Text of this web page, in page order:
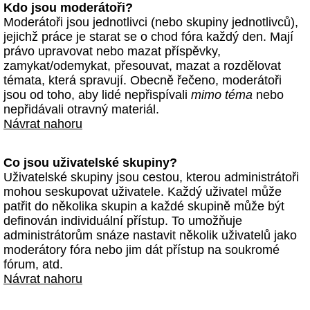
Kdo jsou moderátoři?
Moderátoři jsou jednotlivci (nebo skupiny jednotlivců),
jejichž práce je starat se o chod fóra každý den. Mají
právo upravovat nebo mazat příspěvky,
zamykat/odemykat, přesouvat, mazat a rozdělovat
témata, která spravují. Obecně řečeno, moderátoři
jsou od toho, aby lidé nepřispívali mimo téma nebo
nepřidávali otravný materiál.
Návrat nahoru
Co jsou uživatelské skupiny?
Uživatelské skupiny jsou cestou, kterou administrátoři
mohou seskupovat uživatele. Každý uživatel může
patřit do několika skupin a každé skupině může být
definován individuální přístup. To umožňuje
administrátorům snáze nastavit několik uživatelů jako
moderátory fóra nebo jim dát přístup na soukromé
fórum, atd.
Návrat nahoru